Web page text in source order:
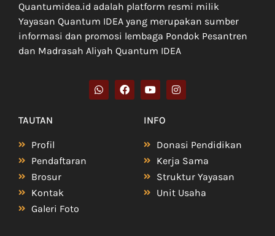
Quantumidea.id adalah platform resmi milik
Yayasan Quantum IDEA yang merupakan sumber
informasi dan promosi lembaga Pondok Pesantren
dan Madrasah Aliyah Quantum IDEA
TAUTAN
Profil
Pendaftaran
Brosur
Kontak
Galeri Foto
INFO
Donasi Pendidikan
Kerja Sama
Struktur Yayasan
Unit Usaha